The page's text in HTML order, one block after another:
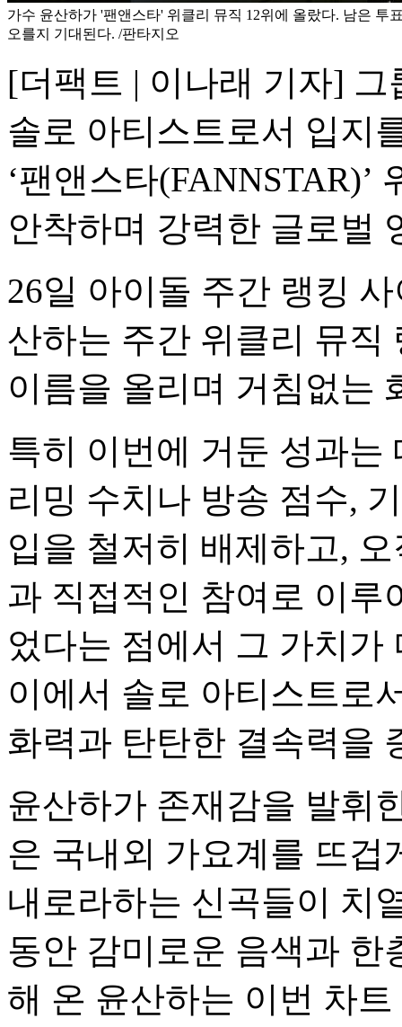
가수 윤산하가 '팬앤스타' 위클리 뮤직 12위에 올랐다. 남은 투
오를지 기대된다. /판타지오
[더팩트 | 이나래 기자]
솔로 아티스트로서 입지
‘팬앤스타
안착하며 강력한 글로벌
26일 아이돌 주간 랭킹
산하는 주간 위클리 뮤직
이름을 올리며 거침없는
특히 이번에 거둔 성과는
리밍 수치나 방송 점수,
입을 철저히 배제하고,
과 직접적인 참여로 이루
었다는 점에서 그 가치가
이에서 솔로 아티스트로
화력과 탄탄한 결속력을
윤산하가 존재감을 발휘
은 국내외 가요계를 뜨겁
내로라하는 신곡들이 치
동안 감미로운 음색과 한
해 온 윤산하는 이번 차